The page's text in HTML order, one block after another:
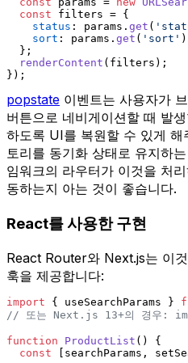
const filters = {
status : params. get (
sort : params. get ( 'sort'
  };
renderContent (filters);
});
popstate 이벤트는 사용자가
버튼으로 네비게이션할 때 발
하도록 UI를 복원할 수 있게
토리를 동기화 상태로 유지하
임워크의 라우터가 이것을 처
동하는지 아는 것이 좋습니다.
React를 사용한 구현
React Router와 Next.js는 이
훅을 제공합니다:
import { useSearchParams }
// 또는 Next.js 13+의 경우:
function ProductList ( ) {
const [searchParams,